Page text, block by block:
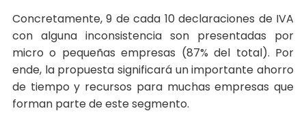
Concretamente, 9 de cada 10 declaraciones de IVA
con alguna inconsistencia son presentadas por
micro o pequeñas empresas (87% del total). Por
ende, la propuesta significará un importante ahorro
de tiempo y recursos para muchas empresas que
forman parte de este segmento.